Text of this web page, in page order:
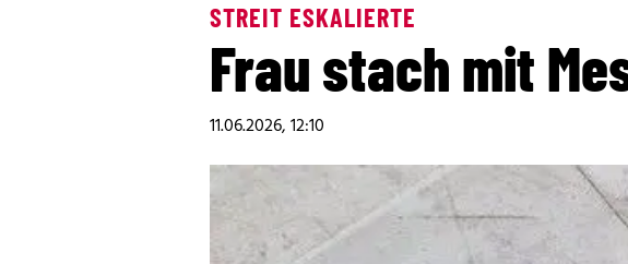
STREIT ESKALIERTE
Frau stach mit
11.06.2026, 12:10